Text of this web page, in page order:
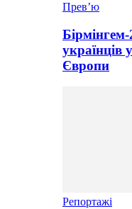
Прев’ю
українців
Європи
Репортажі